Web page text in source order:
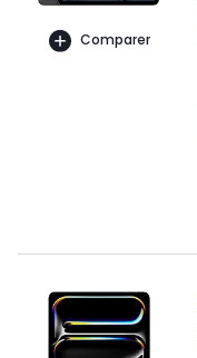
Comparer